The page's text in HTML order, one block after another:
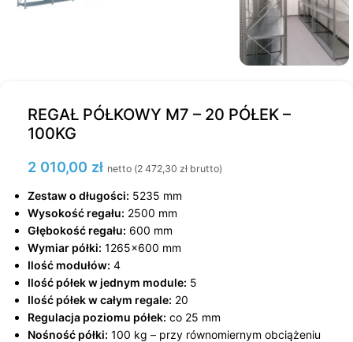
REGAŁ PÓŁKOWY M7 – 20 PÓŁEK –
100KG
2 010,00 zł netto (2 472,30 zł brutto)
Zestaw o długości: 5235 mm
Wysokość regału: 2500 mm
Głębokość regału: 600 mm
Wymiar półki: 1265×600 mm
Ilość modułów: 4
Ilość półek w jednym module: 5
Ilość półek w całym regale: 20
Regulacja poziomu półek: co 25 mm
Nośność półki: 100 kg – przy równomiernym obciążeniu